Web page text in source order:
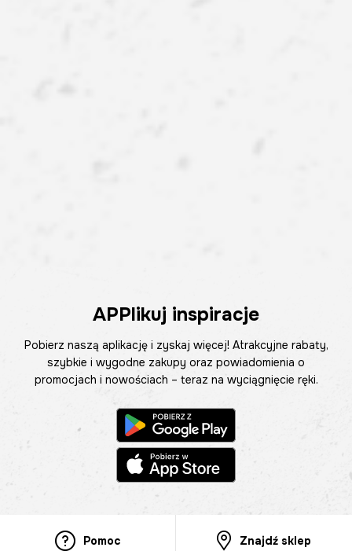
APPlikuj inspiracje
Pobierz naszą aplikację i zyskaj więcej! Atrakcyjne rabaty,
szybkie i wygodne zakupy oraz powiadomienia o
promocjach i nowościach – teraz na wyciągnięcie ręki.
Pomoc Znajdź sklep